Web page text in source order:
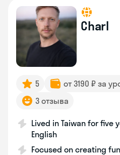
Charl
5 от 3190 ₽ за
3 отзыва
Lived in Taiwan for five
English
Focused on creating